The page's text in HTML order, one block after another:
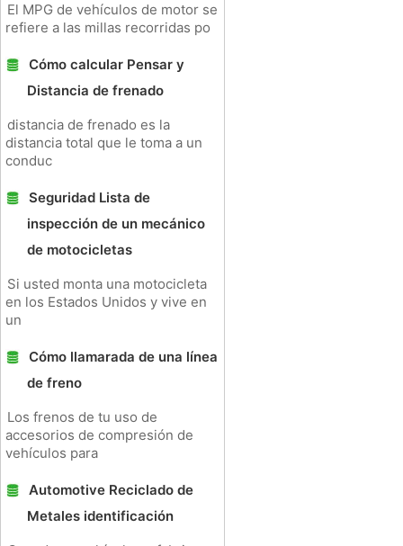
El MPG de vehículos de motor se
refiere a las millas recorridas po
Cómo calcular Pensar y
Distancia de frenado
distancia de frenado es la
distancia total que le toma a un
conduc
Seguridad Lista de
inspección de un mecánico
de motocicletas
Si usted monta una motocicleta
en los Estados Unidos y vive en
un
Cómo llamarada de una línea
de freno
Los frenos de tu uso de
accesorios de compresión de
vehículos para
Automotive Reciclado de
Metales identificación